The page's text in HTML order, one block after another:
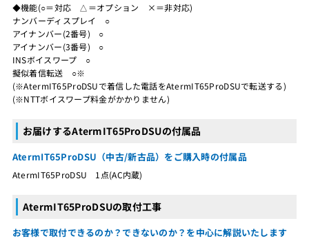
◆機能(○＝対応 △＝オプション ×＝非対応)
ナンバーディスプレイ ○
アイナンバー(2番号) ○
アイナンバー(3番号) ○
INSボイスワープ ○
擬似着信転送 ○※
(※AtermIT65ProDSUで着信した電話をAtermIT65ProDSUで転送する)
(※NTTボイスワープ料金がかかりません)
お届けするAtermIT65ProDSUの付属品
AtermIT65ProDSU（中古/新古品）をご購入時の付属品
AtermIT65ProDSU 1点(AC内蔵)
AtermIT65ProDSUの取付工事
お客様で取付できるのか？できないのか？を中心に解説いたします